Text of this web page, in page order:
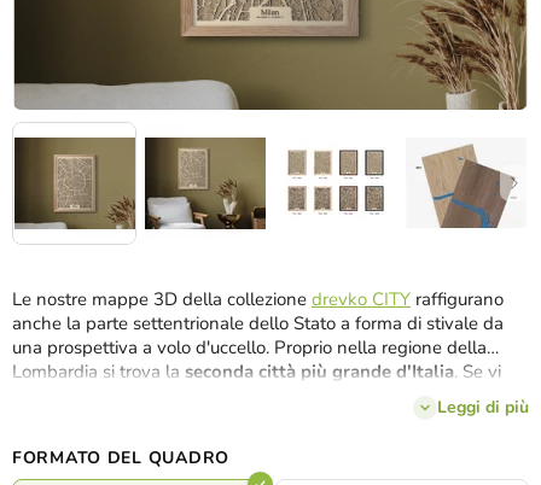
Le nostre mappe 3D della collezione drevko CITY raffigurano
anche la parte settentrionale dello Stato a forma di stivale da
una prospettiva a volo d'uccello. Proprio nella regione della
Lombardia si trova la seconda città più grande d'Italia. Se vi
siete innamorati delle sue strade, sarete sicuramente felici di
averle esposte a casa vostra sotto forma di quadro in legno
storico e dalle zone 1,5 e 8 con i quartieri da Porta Volta a Brera,
Leggi di più
FORMATO DEL QUADRO